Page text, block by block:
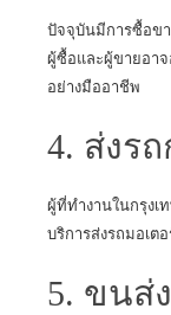
ปัจจุบันมีการซื้อข
ผู้ซื้อและผู้ขายอาจ
อย่างมืออาชีพ
4. ส่งร
ผู้ที่ทำงานในกรุงเ
บริการส่งรถมอเต
5. ขนส่